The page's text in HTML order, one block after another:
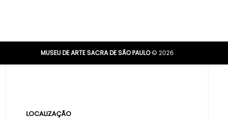
MUSEU DE ARTE SACRA DE SÃO PAULO© 2026
LOCALIZAÇÃO